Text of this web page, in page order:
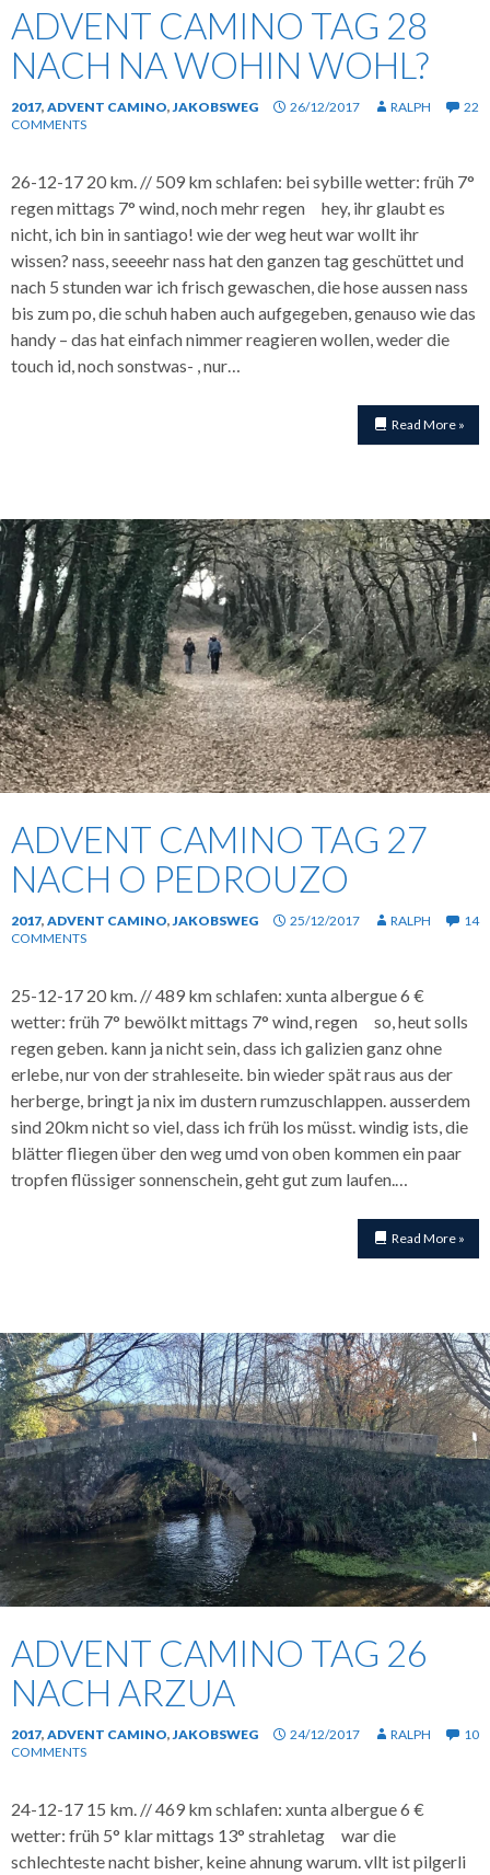
ADVENT CAMINO TAG 28
NACH NA WOHIN WOHL?
2017, ADVENT CAMINO, JAKOBSWEG 26/12/2017 RALPH
22
COMMENTS
26-12-17 20 km. // 509 km schlafen: bei sybille wetter: früh 7°
regen mittags 7° wind, noch mehr regen hey, ihr glaubt es
nicht, ich bin in santiago! wie der weg heut war wollt ihr
wissen? nass, seeeehr nass hat den ganzen tag geschüttet und
nach 5 stunden war ich frisch gewaschen, die hose aussen nass
bis zum po, die schuh haben auch aufgegeben, genauso wie das
handy – das hat einfach nimmer reagieren wollen, weder die
touch id, noch sonstwas- , nur…
Read More »
ADVENT CAMINO TAG 27
NACH O PEDROUZO
2017, ADVENT CAMINO, JAKOBSWEG 25/12/2017 RALPH
14
COMMENTS
25-12-17 20 km. // 489 km schlafen: xunta albergue 6 €
wetter: früh 7° bewölkt mittags 7° wind, regen so, heut solls
regen geben. kann ja nicht sein, dass ich galizien ganz ohne
erlebe, nur von der strahleseite. bin wieder spät raus aus der
herberge, bringt ja nix im dustern rumzuschlappen. ausserdem
sind 20km nicht so viel, dass ich früh los müsst. windig ists, die
blätter fliegen über den weg umd von oben kommen ein paar
tropfen flüssiger sonnenschein, geht gut zum laufen.…
Read More »
ADVENT CAMINO TAG 26
NACH ARZUA
2017, ADVENT CAMINO, JAKOBSWEG 24/12/2017 RALPH
10
COMMENTS
24-12-17 15 km. // 469 km schlafen: xunta albergue 6 €
wetter: früh 5° klar mittags 13° strahletag war die
schlechteste nacht bisher, keine ahnung warum. vllt ist pilgerli